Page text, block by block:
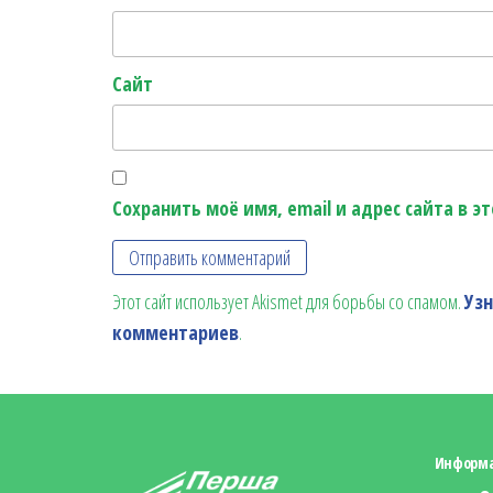
Сайт
Сохранить моё имя, email и адрес сайта в
Этот сайт использует Akismet для борьбы со спамом.
комментариев.